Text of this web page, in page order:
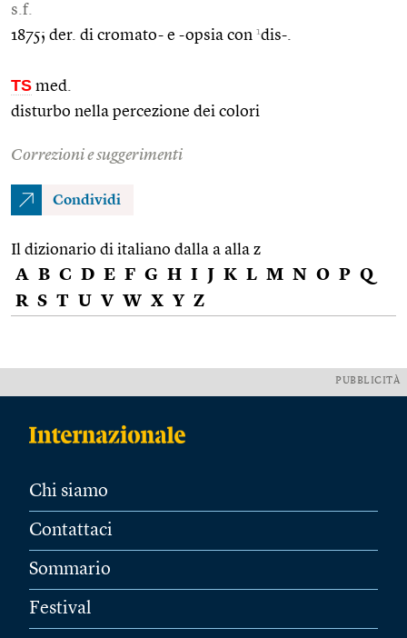
s.f.
1875; der. di cromato- e -opsia con 1dis-.
TS med.
disturbo nella percezione dei colori
Correzioni e suggerimenti
Condividi
Il dizionario di italiano dalla a alla z
A B C D E F G H I J K L M N O P Q
R S T U V W X Y Z
PUBBLICITÀ
Chi siamo
Contattaci
Sommario
Festival